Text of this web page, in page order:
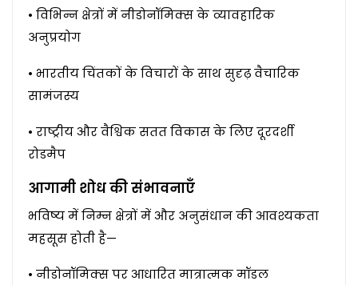
• विभिन्न क्षेत्रों में नीडोनॉमिक्स के व्यावहारिक
अनुप्रयोग
• भारतीय चिंतकों के विचारों के साथ सुदृढ़ वैचारिक
सामंजस्य
• राष्ट्रीय और वैश्विक सतत विकास के लिए दूरदर्शी
रोडमैप
आगामी शोध की संभावनाएँ
भविष्य में निम्न क्षेत्रों में और अनुसंधान की आवश्यकता
महसूस होती है—
• नीडोनॉमिक्स पर आधारित मात्रात्मक मॉडल